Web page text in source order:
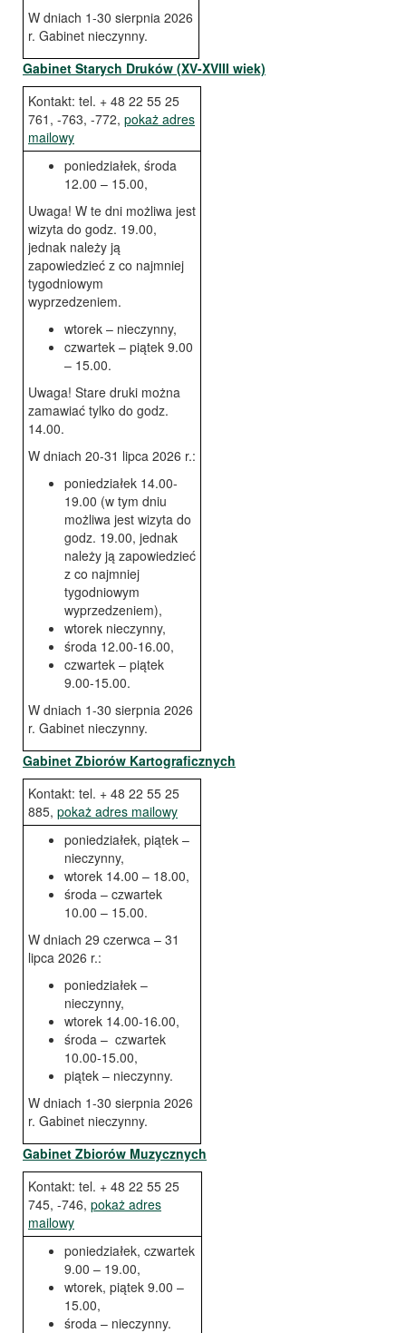
W dniach 1-30 sierpnia 2026
r. Gabinet nieczynny.
Gabinet Starych Druków (XV-XVIII wiek)
Kontakt: tel. + 48 22 55 25
761, -763, -772, pokaż adres
mailowy
poniedziałek, środa
12.00 – 15.00,
Uwaga! W te dni możliwa jest
wizyta do godz. 19.00,
jednak należy ją
zapowiedzieć z co najmniej
tygodniowym
wyprzedzeniem.
wtorek – nieczynny,
czwartek – piątek 9.00
– 15.00.
Uwaga! Stare druki można
zamawiać tylko do godz.
14.00.
W dniach 20-31 lipca 2026 r.:
poniedziałek 14.00-
19.00 (w tym dniu
możliwa jest wizyta do
godz. 19.00, jednak
należy ją zapowiedzieć
z co najmniej
tygodniowym
wyprzedzeniem),
wtorek nieczynny,
środa 12.00-16.00,
czwartek – piątek
9.00-15.00.
W dniach 1-30 sierpnia 2026
r. Gabinet nieczynny.
Gabinet Zbiorów Kartograficznych
Kontakt: tel. + 48 22 55 25
885, pokaż adres mailowy
poniedziałek, piątek –
nieczynny,
wtorek 14.00 – 18.00,
środa – czwartek
10.00 – 15.00.
W dniach 29 czerwca – 31
lipca 2026 r.:
poniedziałek –
nieczynny,
wtorek 14.00-16.00,
środa – czwartek
10.00-15.00,
piątek – nieczynny.
W dniach 1-30 sierpnia 2026
r. Gabinet nieczynny.
Gabinet Zbiorów Muzycznych
Kontakt: tel. + 48 22 55 25
745, -746, pokaż adres
mailowy
poniedziałek, czwartek
9.00 – 19.00,
wtorek, piątek 9.00 –
15.00,
środa – nieczynny.